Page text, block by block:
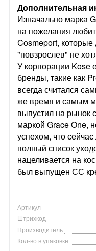
Дополнительная
Изначально марка
на пожелания
Cosmeport,
"повзрослев" не
У корпорации Kose
бренды, такие как
всегда считался
же время и самым
выпустил на рынок
маркой Grace One,
успехом, что
полный список
нацеливается на
был выпущен СС
Артикул
Штрихкод
Производитель
Кол-во в упаковке